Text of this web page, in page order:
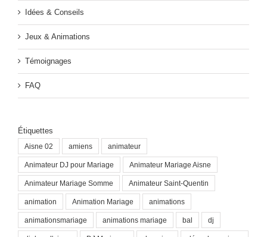
Idées & Conseils
Jeux & Animations
Témoignages
FAQ
Étiquettes
Aisne 02 amiens animateur
Animateur DJ pour Mariage Animateur Mariage Aisne
Animateur Mariage Somme Animateur Saint-Quentin
animation Animation Mariage animations
animationsmariage animations mariage bal dj